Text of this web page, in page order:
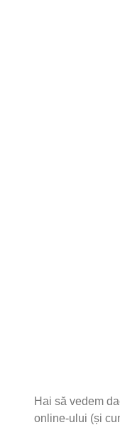
Hai să vedem
online-ului (și